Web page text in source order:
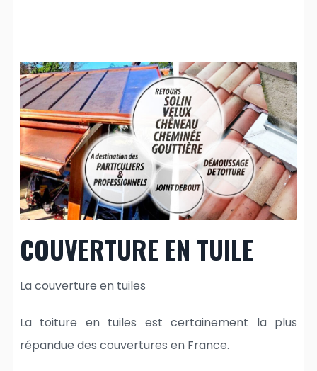
COUVERTURE EN TUILE
La couverture en tuiles
La toiture en tuiles est certainement la plus
répandue des couvertures en France.